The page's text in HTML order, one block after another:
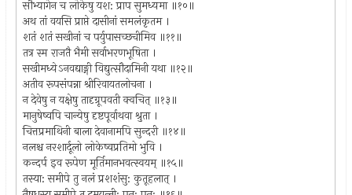
सौभ्यागेन च लोकेषु यश: प्राप सुमध्यमा ॥१०॥
अथ तां वयसि प्राप्ते दासीनां समलंकृतम ।
शतं शतं सखीनां च पर्युपासच्छचीमिव ॥११॥
तत्र स्म राजतै भैमी सर्वाभरणभूषिता ।
सखीमध्येऽनवद्याङ्गी विद्युत्सौदामिनी यथा ॥१२॥
अतीव रूपसंपन्ना श्रीरिवायतलोचना ।
न देवेषु न यक्षेषु तादृग्रूपवती क्वचित् ॥१३॥
मानुषेष्वपि चान्येषु दृष्टपूर्वाथवा श्रुता ।
चित्तप्रमाथिनी बाला देवानामपि सुन्दरी ॥१४॥
नलश्च नरशार्दूलो लोकेष्वप्रतिमो भुवि ।
कन्दर्प इव रूपेण मूर्तिमानभवत्स्वयम् ॥१५॥
तस्या: समीपे तु नलं प्रशशंसु: कुतूहलात् ।